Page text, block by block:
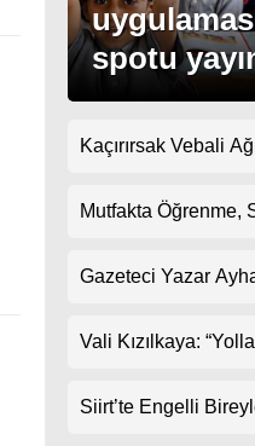
spotu
Kaçırırsak Vebali
Mutfakta Öğrenme,
Etkinliği
Gazeteci Yazar
Koyulan Bir Dönem”
Vali Kızılkaya:
Siirt’te Engelli